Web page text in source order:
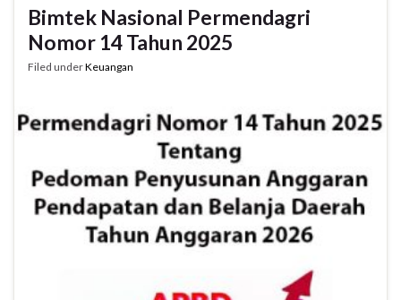
Bimtek Nasional Permendagri
Nomor 14 Tahun 2025
Filed underKeuangan